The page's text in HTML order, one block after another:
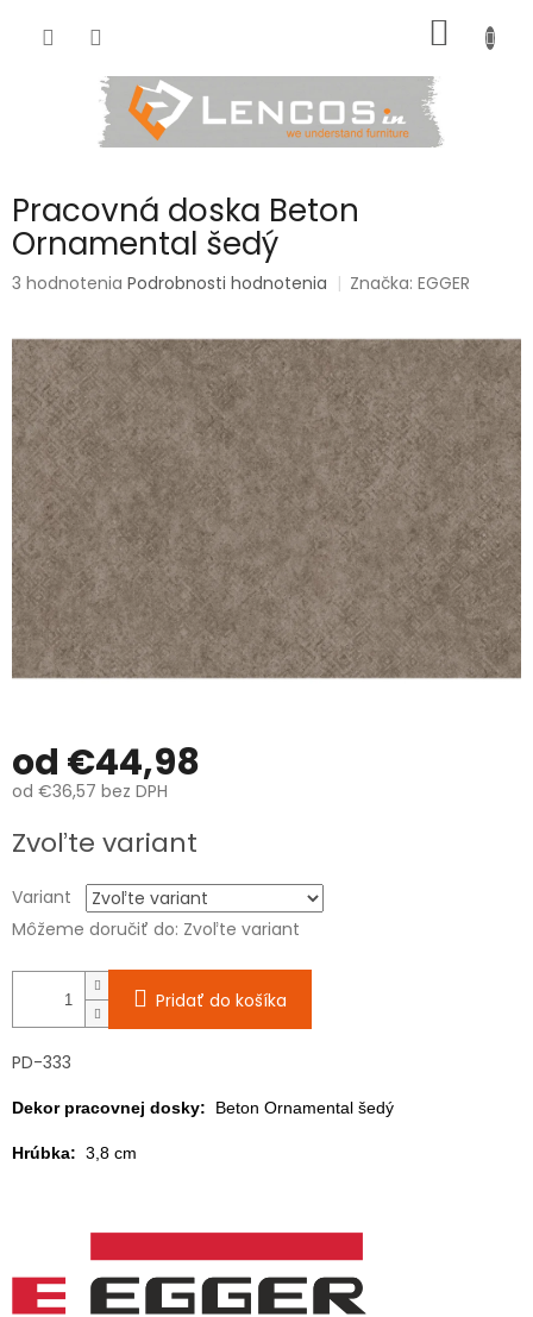
KOŠÍK
Pracovná doska Beton
Ornamental šedý
Priemerné
je
4,3
z
5
hviezdičiek.
3 hodnotenia Podrobnosti hodnotenia Značka:EGGER
od €44,98
od €36,57 bez DPH
cena:
Zvoľte variant
Variant
Môžeme doručiť do: Zvoľte variant
Pridať do košíka
PD-333
Dekor pracovnej dosky: Beton Ornamental šedý
Hrúbka: 3,8 cm